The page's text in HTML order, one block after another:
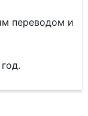
переводом и